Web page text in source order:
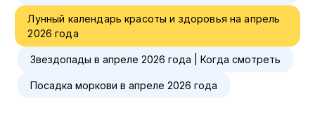
Лунный календарь красоты и здоровья на апрель
2026 года
Звездопады в апреле 2026 года | Когда смотреть
Посадка моркови в апреле 2026 года